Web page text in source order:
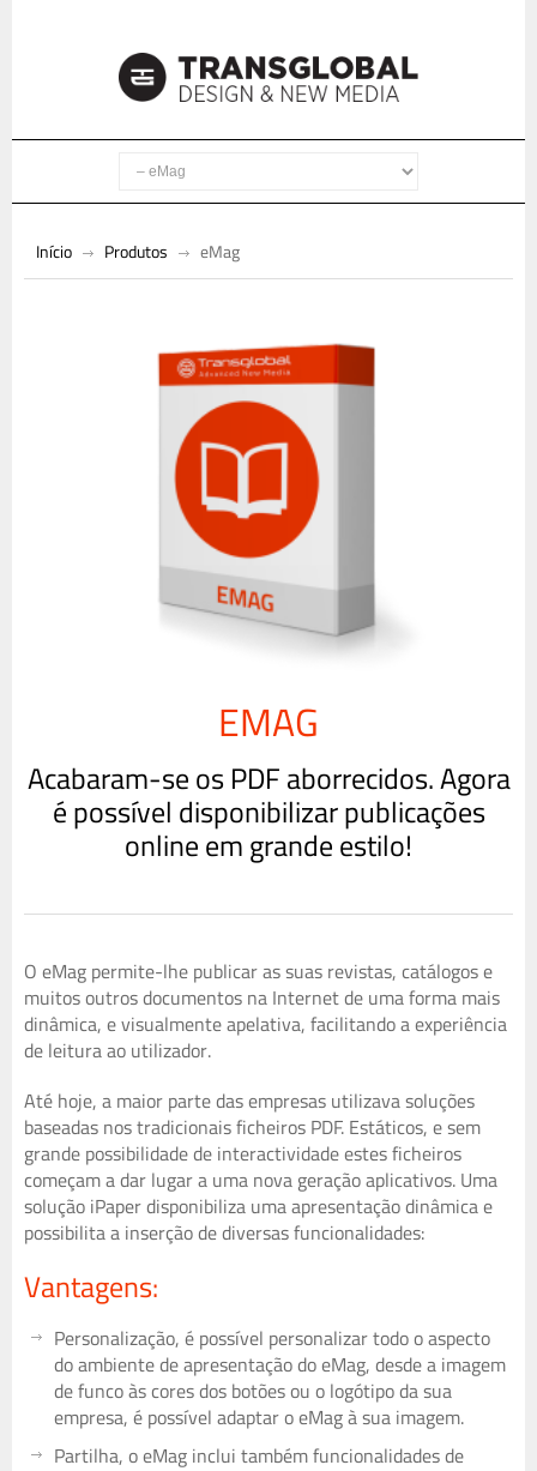
Início Produtos eMag
EMAG
Acabaram-se os PDF aborrecidos. Agora
é possível disponibilizar publicações
online em grande estilo!
O eMag permite-lhe publicar as suas revistas, catálogos e
muitos outros documentos na Internet de uma forma mais
dinâmica, e visualmente apelativa, facilitando a experiência
de leitura ao utilizador.
Até hoje, a maior parte das empresas utilizava soluções
baseadas nos tradicionais ficheiros PDF. Estáticos, e sem
grande possibilidade de interactividade estes ficheiros
começam a dar lugar a uma nova geração aplicativos. Uma
solução iPaper disponibiliza uma apresentação dinâmica e
possibilita a inserção de diversas funcionalidades:
Vantagens:
Personalização, é possível personalizar todo o aspecto
do ambiente de apresentação do eMag, desde a imagem
de funco às cores dos botões ou o logótipo da sua
empresa, é possível adaptar o eMag à sua imagem.
Partilha, o eMag inclui também funcionalidades de